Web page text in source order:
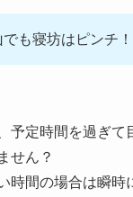
も寝坊はピンチ！
予定時間を過ぎ
せん？
時間の場合は瞬